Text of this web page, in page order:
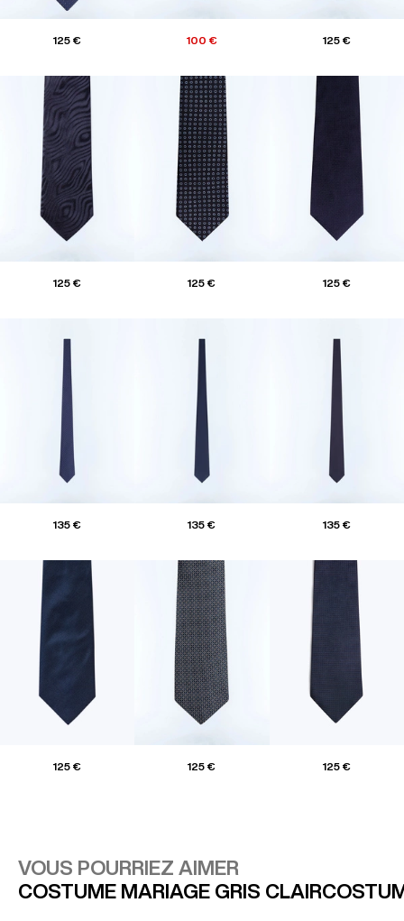
125 € 100 € 125 €
125 € 125 € 125 €
135 € 135 € 135 €
125 € 125 € 125 €
VOUS POURRIEZ AIMER
COSTUME MARIAGE GRIS CLAIR